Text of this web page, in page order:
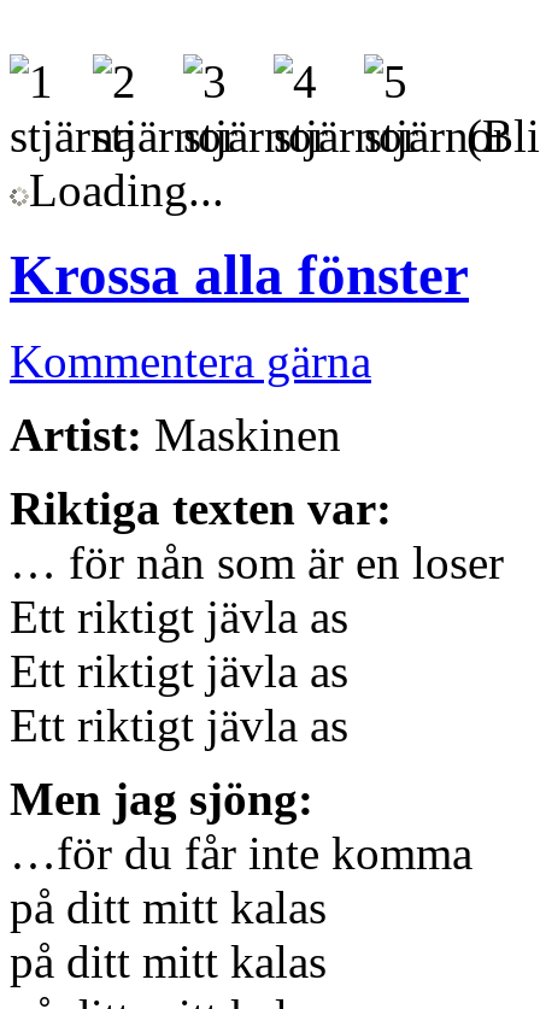
(Bli
Loading...
Krossa alla fönster
Kommentera gärna
Artist: Maskinen
Riktiga texten var:
… för nån som är en loser
Ett riktigt jävla as
Ett riktigt jävla as
Ett riktigt jävla as
Men jag sjöng:
…för du får inte komma
på ditt mitt kalas
på ditt mitt kalas